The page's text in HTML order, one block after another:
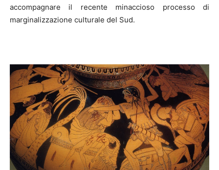
accompagnare il recente minaccioso processo di
marginalizzazione culturale del Sud.